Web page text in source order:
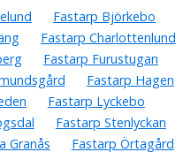
Fastarp Björkebo
Fastarp Charlottenlund
Fastarp Furustugan
Fastarp Hagen
Fastarp Lyckebo
Fastarp Stenlyckan
Granås
Fastarp Örtagård